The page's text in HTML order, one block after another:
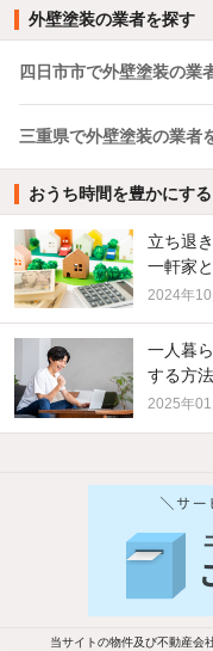
外壁塗装の業者を探す
四日市市で外壁塗装の業
三重県で外壁塗装の業者
おうち時間を豊かにす
立ち退
一軒家
2024年
一人暮
する方
2025年01
他の人はこんな条件で絞
バス・トイレ別
駐車場あり
当サイトの物件及び不動産会